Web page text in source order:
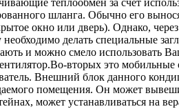
теплообмен за счет
шланга. Обычно его
окно или дверь). Однако,
необходимо делать специальные
и можно смело использовать
вторых это
Внешний блок данного
помещения. Он может
может устанавливаться на